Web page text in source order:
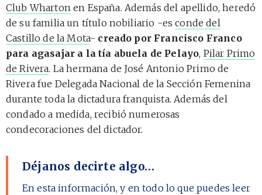
Club Whartonen España. Además del apellido, heredó
de su familia un título nobiliario -esconde del
Castillo de la Mota- creado por Francisco Franco
para agasajar a la tía abuela de Pelayo, Pilar Primo
de Rivera. La hermana de José Antonio Primo de
Rivera fue Delegada Nacional de la Sección Femenina
durante toda la dictadura franquista. Además del
condado a medida, recibió numerosas
condecoraciones del dictador.
Déjanos decirte algo…
En esta información, y en todo lo que puedes leer